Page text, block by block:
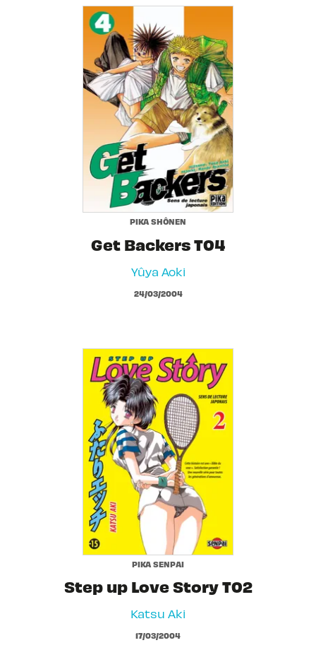
PIKA SHÔNEN
Get Backers T04
Yûya Aoki
24/03/2004
PIKA SENPAI
Step up Love Story T02
Katsu Aki
17/03/2004